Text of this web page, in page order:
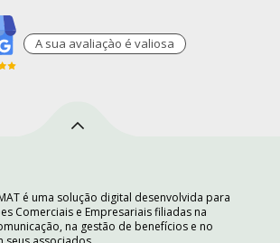
A sua avaliaçào é valiosa
é uma solução digital desenvolvida para
Comerciais e Empresariais filiadas na
na gestão de benefícios e no